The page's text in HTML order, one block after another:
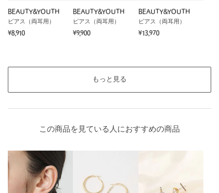
もっと見る
BEAUTY&YOUTH
ピアス（両耳用）
¥8,910
BEAUTY&YOUTH
ピアス（両耳用）
¥9,900
BEAUTY&YOUTH
ピアス（両耳用）
¥13,970
もっと見る
この商品を見ている人におすすめの商品